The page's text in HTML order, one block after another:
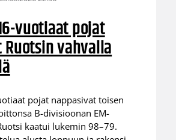
vuotiaat pojat
vahvalla
pojat nappasivat toisen
B-divisioonan EM-
kaatui lukemin 98–79.